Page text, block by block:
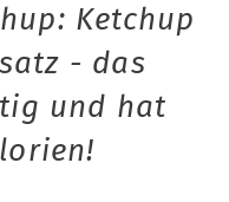
Ketchup
- das
und hat